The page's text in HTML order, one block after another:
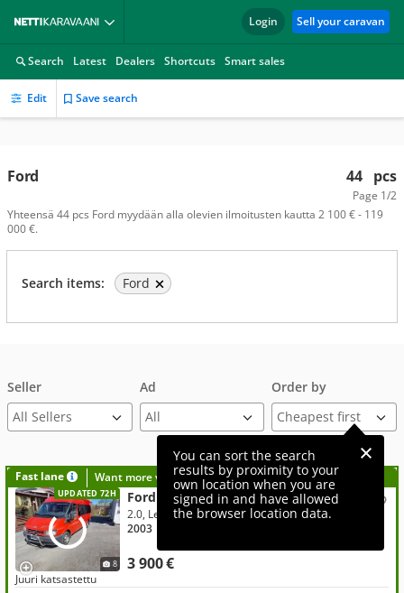
Login Sell your caravan
Search Latest Dealers Shortcuts Smart sales
Edit Save search
44 pcs
Page 1/2
Ford
Yhteensä 44 pcs Ford myydään alla olevien ilmoitusten kautta 2 100 € - 119
000 €.
Search items: Ford
Seller
All Sellers
Ad Order by
You can sort the search
results by proximity to your
own location when you are
signed in and have allowed
the browser location data.
Fast lane Want more visibility to your ad?
UPDATED 72H
8
Ford Transit, Ford
3 900 €
2.0, Lectica
2003
Juuri katsastettu